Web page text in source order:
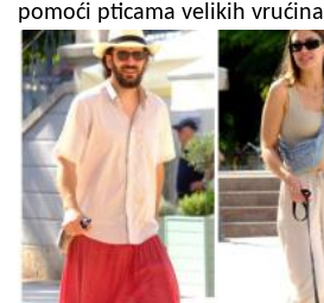
pomoći pticama velikih vrućina